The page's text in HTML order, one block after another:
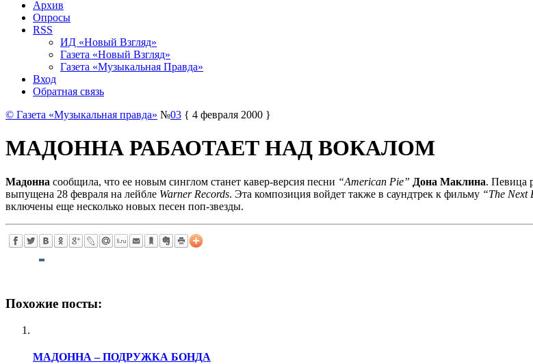
Архив
Опросы
RSS
ИД «Новый Взгляд»
Газета «Новый Взгляд»
Газета «Музыкальная Правда»
Вход
Обратная связь
© Газета «Музыкальная правда» №03 { 4 февраля 2000 }
МАДОННА РАБАОТАЕТ НАД ВОКАЛОМ
Мадонна сообщила, что ее новым синглом станет кавер-версия песни “American Pie” Дона Маклина. Певица
выпущена 28 февраля на лейбле Warner Records. Эта композиция войдет также в саундтрек к фильму “The Next
включены еще несколько новых песен поп-звезды.
Похожие посты:
МАДОННА – ПОДРУЖКА БОНДА